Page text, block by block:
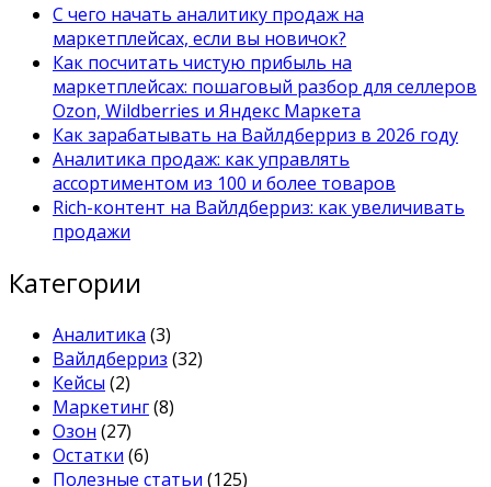
С чего начать аналитику продаж на
маркетплейсах, если вы новичок?
Как посчитать чистую прибыль на
маркетплейсах: пошаговый разбор для селлеров
Ozon, Wildberries и Яндекс Маркета
Как зарабатывать на Вайлдберриз в 2026 году
Аналитика продаж: как управлять
ассортиментом из 100 и более товаров
Rich-контент на Вайлдберриз: как увеличивать
продажи
Категории
Аналитика (3)
Вайлдберриз (32)
Кейсы (2)
Маркетинг(8)
Озон (27)
Остатки (6)
Полезные статьи (125)